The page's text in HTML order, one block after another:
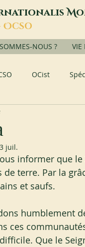
M
OCSO
NOUS ? VIE
OCist
juil.
informer que
terre. Par la
et saufs.
humblement
ces
Que le